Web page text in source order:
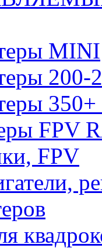
MINI
200-
350+
FPV
FPV